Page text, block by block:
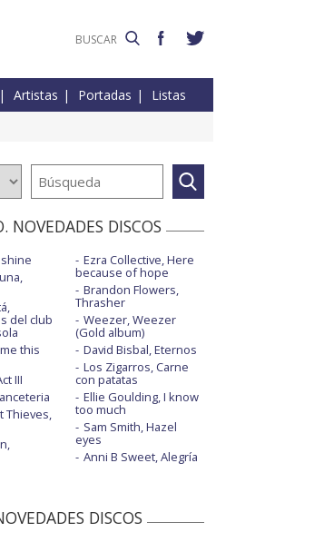
Artistas Portadas Listas
NOVEDADES DISCOS
del club
this
III
Thieves,
Ezra Collective, Here
because of hope
Brandon Flowers,
Thrasher
Weezer, Weezer
(Gold album)
David Bisbal, Eternos
Los Zigarros, Carne
con patatas
Ellie Goulding, I know
too much
Sam Smith, Hazel
eyes
Anni B Sweet, Alegría
DISCOS